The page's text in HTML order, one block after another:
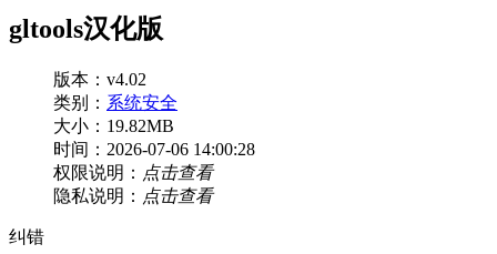
gltools汉化版
版本：v4.02
类别： 系统安全
大小：19.82MB
时间：2026-07-06 14:00:28
权限说明： 点击查看
隐私说明： 点击查看
纠错